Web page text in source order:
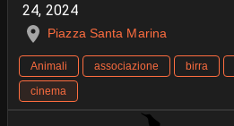
24, 2024
Piazza Santa Marina
Animali associazione birra
cinema